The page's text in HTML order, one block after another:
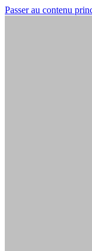
Passer au contenu